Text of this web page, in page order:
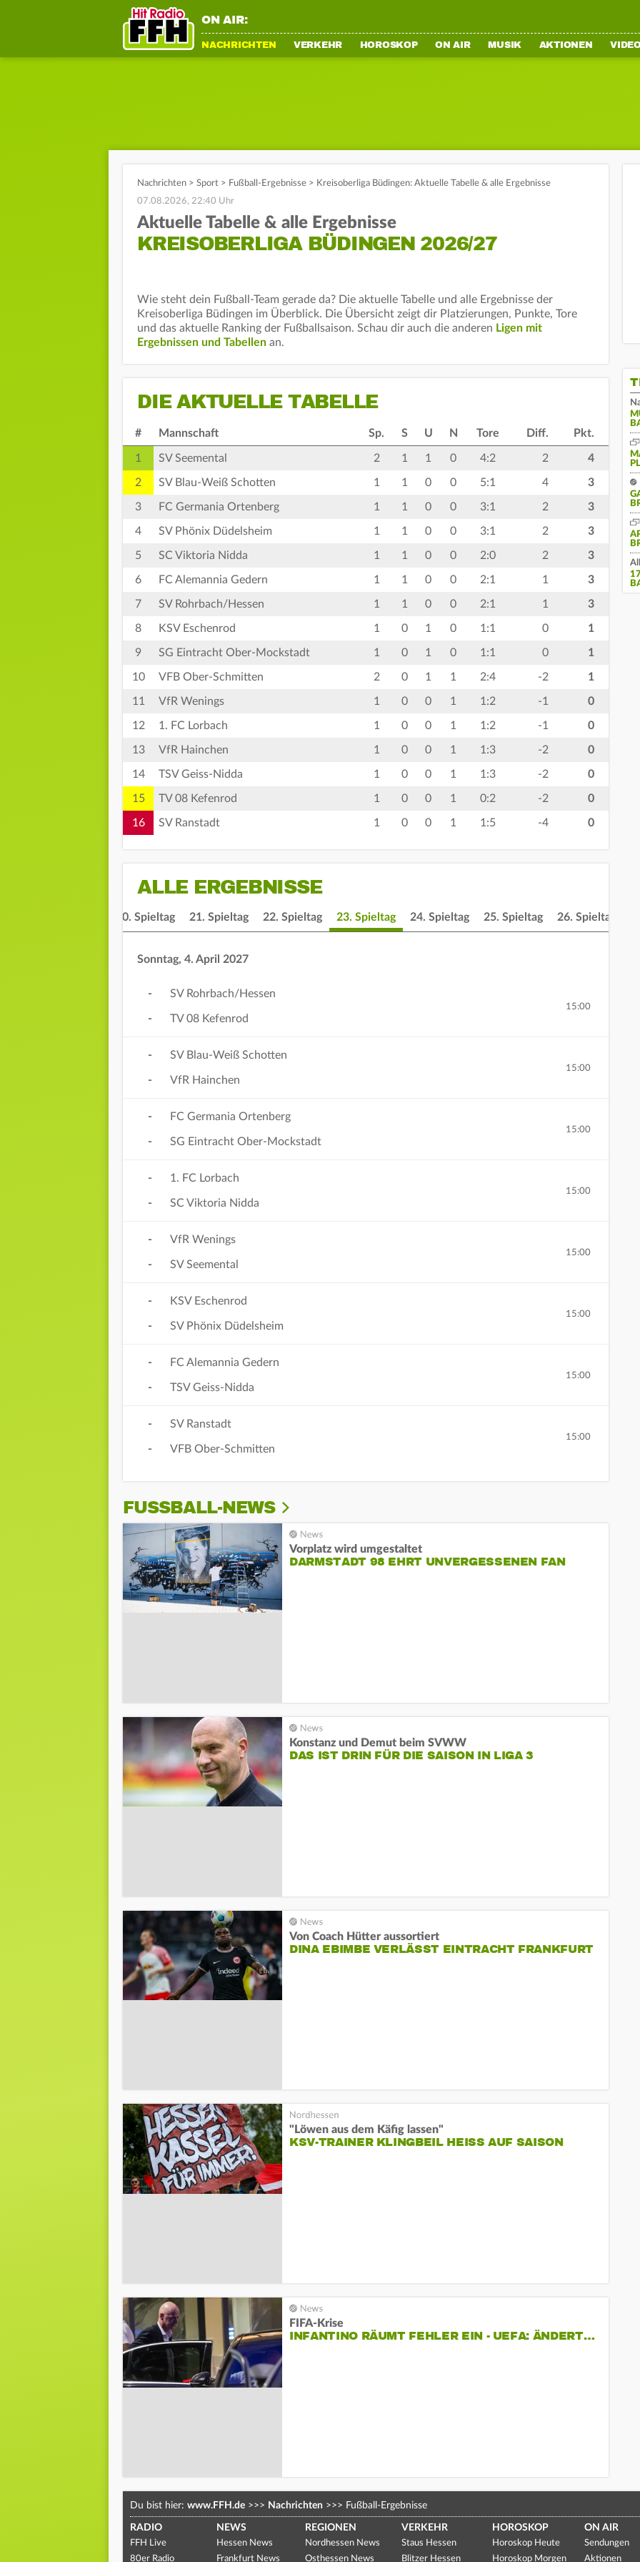
ON AIR:
NACHRICHTEN VERKEHR HOROSKOP ON AIR MUSIK AKTIONEN
Nachrichten > Sport > Fußball-Ergebnisse > Kreisoberliga Büdingen: Aktuelle Tabelle & alle Ergebnisse
07.08.2026, 22:40 Uhr
Aktuelle Tabelle & alle Ergebnisse
KREISOBERLIGA BÜDINGEN 2026/27
Wie steht dein Fußball-Team gerade da? Die aktuelle Tabelle und alle Ergebnisse der
Kreisoberliga Büdingen im Überblick. Die Übersicht zeigt dir Platzierungen, Punkte, Tore
und das aktuelle Ranking der Fußballsaison. Schau dir auch die anderen Ligen mit
Ergebnissen und Tabellen an.
DIE AKTUELLE TABELLE
# Mannschaft Sp. S U N Tore Diff. Pkt.
1 SV Seemental 2 1 1 0 4:2 2 4
2 SV Blau-Weiß Schotten 1 1 0 0 5:1 4 3
3 FC Germania Ortenberg 1 1 0 0 3:1 2 3
4 SV Phönix Düdelsheim 1 1 0 0 3:1 2 3
5 SC Viktoria Nidda 1 1 0 0 2:0 2 3
6 FC Alemannia Gedern 1 1 0 0 2:1 1 3
7 SV Rohrbach/Hessen 1 1 0 0 2:1 1 3
8 KSV Eschenrod 1 0 1 0 1:1 0 1
9 SG Eintracht Ober-Mockstadt 1 0 1 0 1:1 0 1
10 VFB Ober-Schmitten 2 0 1 1 2:4 -2 1
11 VfR Wenings 1 0 0 1 1:2 -1 0
12 1. FC Lorbach 1 0 0 1 1:2 -1 0
13 VfR Hainchen 1 0 0 1 1:3 -2 0
14 TSV Geiss-Nidda 1 0 0 1 1:3 -2 0
15 TV 08 Kefenrod 1 0 0 1 0:2 -2 0
16 SV Ranstadt 1 0 0 1 1:5 -4 0
ALLE ERGEBNISSE
20. Spieltag 21. Spieltag 22. Spieltag 23. Spieltag 24. Spieltag 25. Spieltag 26. Spieltag
Sonntag, 4. April 2027
-
-
SV Rohrbach/Hessen
TV 08 Kefenrod
15:00
-
-
SV Blau-Weiß Schotten
VfR Hainchen
15:00
-
-
FC Germania Ortenberg
SG Eintracht Ober-Mockstadt
15:00
-
-
1. FC Lorbach
SC Viktoria Nidda
15:00
-
-
VfR Wenings
SV Seemental
15:00
-
-
KSV Eschenrod
SV Phönix Düdelsheim
15:00
-
-
FC Alemannia Gedern
TSV Geiss-Nidda
15:00
-
-
SV Ranstadt
VFB Ober-Schmitten
15:00
FUSSBALL-NEWS
Vorplatz wird umgestaltet
DARMSTADT 98 EHRT UNVERGESSENEN FAN
Konstanz und Demut beim SVWW
DAS IST DRIN FÜR DIE SAISON IN LIGA 3
Von Coach Hütter aussortiert
DINA EBIMBE VERLÄSST EINTRACHT FRANKFURT
"Löwen aus dem Käfig lassen"
KSV-TRAINER KLINGBEIL HEISS AUF SAISON
FIFA-Krise
INFANTINO RÄUMT FEHLER EIN - UEFA: ÄNDERT…
Du bist hier: www.FFH.de >>> Nachrichten >>> Fußball-Ergebnisse
RADIO
FFH Live
80er Radio
NEWS
Hessen News
Frankfurt News
REGIONEN
Nordhessen News
Osthessen News
VERKEHR
Staus Hessen
Blitzer Hessen
HOROSKOP
Horoskop Heute
Horoskop Morgen
ON AIR
Sendungen
Aktionen